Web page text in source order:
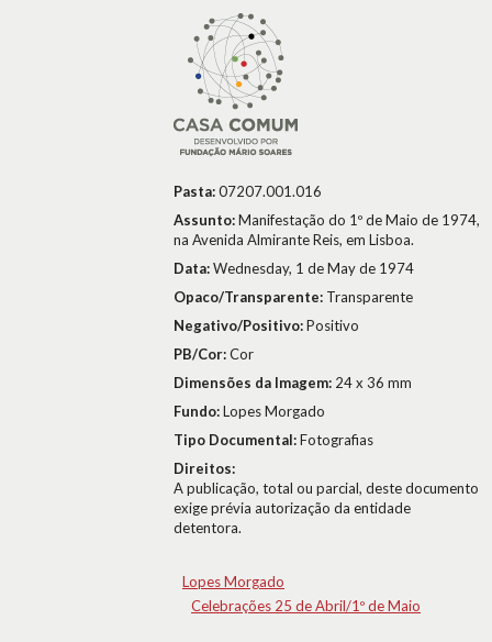
Pasta:07207.001.016
Assunto:Manifestação do 1º de Maio de 1974,
na Avenida Almirante Reis, em Lisboa.
Data:Wednesday, 1 de May de 1974
Opaco/Transparente: Transparente
Negativo/Positivo:Positivo
PB/Cor:Cor
Dimensões da Imagem: 24 x 36 mm
Fundo:Lopes Morgado
Tipo Documental:Fotografias
Direitos:
A publicação, total ou parcial, deste documento
exige prévia autorização da entidade
detentora.
Lopes Morgado
Celebrações 25 de Abril/1º de Maio